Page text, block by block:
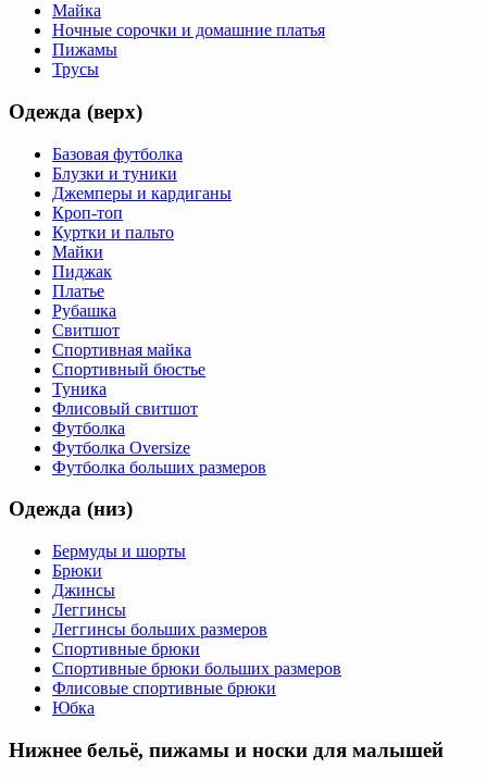
Майка
Ночные сорочки и домашние платья
Пижамы
Трусы
Одежда (верх)
Базовая футболка
Блузки и туники
Джемперы и кардиганы
Кроп-топ
Куртки и пальто
Майки
Пиджак
Платье
Рубашка
Свитшот
Спортивная майка
Спортивный бюстье
Туника
Флисовый свитшот
Футболка
Футболка Oversize
Футболка больших размеров
Одежда (низ)
Бермуды и шорты
Брюки
Джинсы
Леггинсы
Леггинсы больших размеров
Спортивные брюки
Спортивные брюки больших размеров
Флисовые спортивные брюки
Юбка
Нижнее бельё, пижамы и носки для малышей